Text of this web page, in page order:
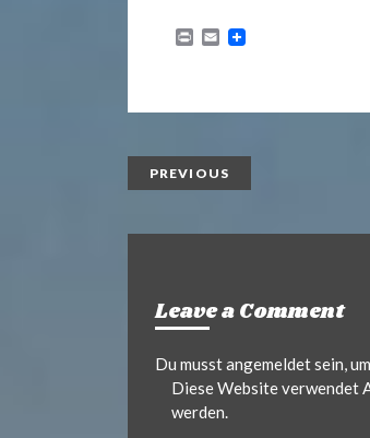
e
E
PREVIOUS
Leave a Comment
Du musstangemeldetsein,
Diese Website verwendet
werden.